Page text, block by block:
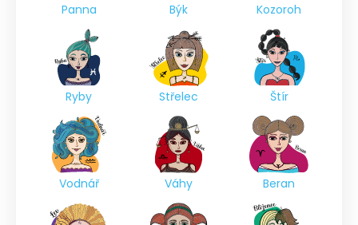
Panna Býk Kozoroh
Ryby Střelec Štír
Vodnář Váhy Beran